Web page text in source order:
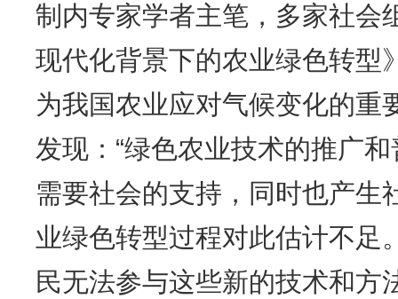
制内专家学者主笔，多家社会
现代化背景下的农业绿色转型
为我国农业应对气候变化的重
发现：“绿色农业技术的推广
需要社会的支持，同时也产生
业绿色转型过程对此估计不足
民无法参与这些新的技术和方